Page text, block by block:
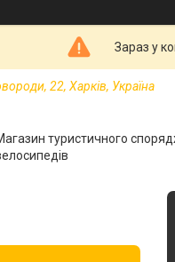
Зараз у
22, Харків, Україна
туристичного